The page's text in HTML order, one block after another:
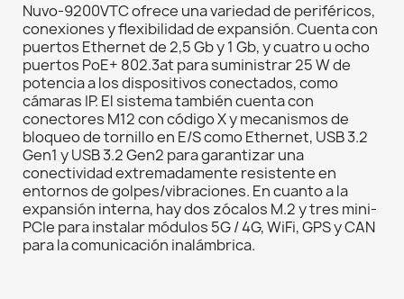
Nuvo-9200VTC ofrece una variedad de periféricos,
conexiones y flexibilidad de expansión. Cuenta con
puertos Ethernet de 2,5 Gb y 1 Gb, y cuatro u ocho
puertos PoE+ 802.3at para suministrar 25 W de
potencia a los dispositivos conectados, como
cámaras IP. El sistema también cuenta con
conectores M12 con código X y mecanismos de
bloqueo de tornillo en E/S como Ethernet, USB 3.2
Gen1 y USB 3.2 Gen2 para garantizar una
conectividad extremadamente resistente en
entornos de golpes/vibraciones. En cuanto a la
expansión interna, hay dos zócalos M.2 y tres mini-
PCIe para instalar módulos 5G / 4G, WiFi, GPS y CAN
para la comunicación inalámbrica.